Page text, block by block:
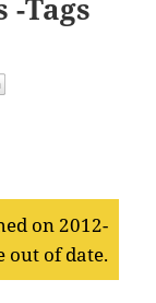
-Tags
on 2012-
out of date.